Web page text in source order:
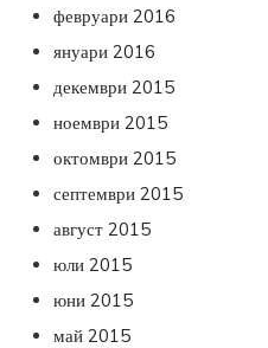
февруари 2016
януари 2016
декември 2015
ноември 2015
октомври 2015
септември 2015
август 2015
юли 2015
юни 2015
май 2015